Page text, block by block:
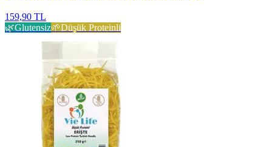
159,90 TL
🌿Glutensiz🌱Düşük Proteinli